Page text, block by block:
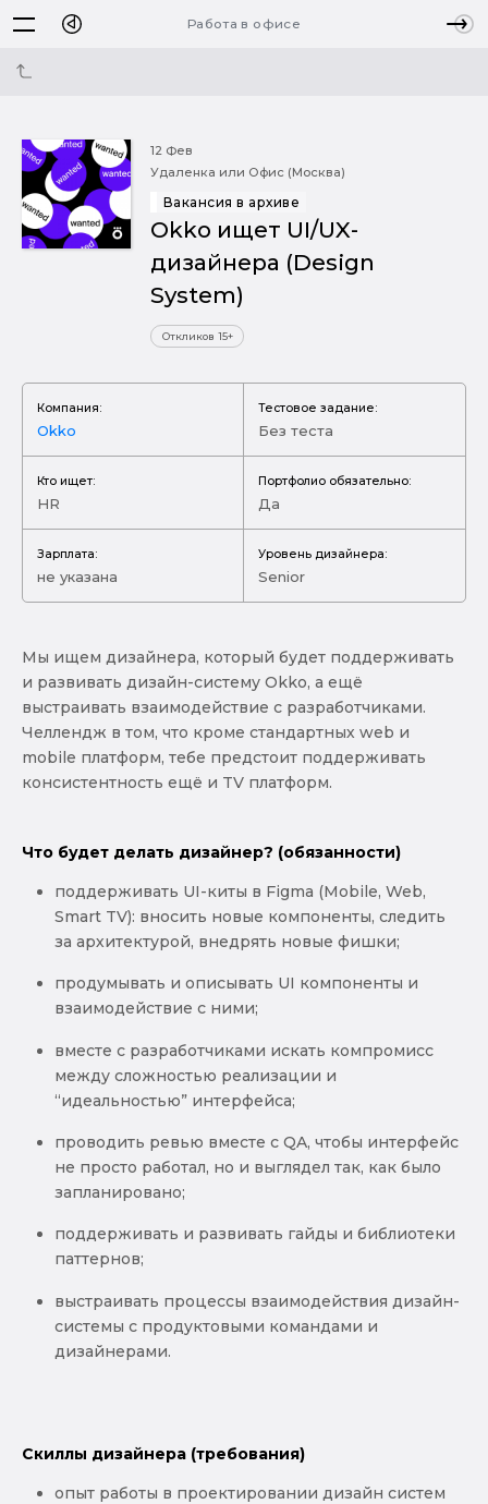
Работа в офисе
12 Фев
Удаленка или Офис (Москва)
Вакансия в архиве
Okko ищет UI/UX-
дизайнера (Design
System)
Откликов 15+
Компания:
Okko
Тестовое задание:
Без теста
Кто ищет:
HR
Портфолио обязательно:
Да
Зарплата:
не указана
Уровень дизайнера:
Senior
Мы ищем дизайнера, который будет поддерживать
и развивать дизайн-систему Okko, а ещё
выстраивать взаимодействие с разработчиками.
Челлендж в том, что кроме стандартных web и
mobile платформ, тебе предстоит поддерживать
консистентность ещё и TV платформ.
Что будет делать дизайнер? (обязанности)
поддерживать UI-киты в Figma (Mobile, Web,
Smart TV): вносить новые компоненты, следить
за архитектурой, внедрять новые фишки;
продумывать и описывать UI компоненты и
взаимодействие с ними;
вместе с разработчиками искать компромисс
между сложностью реализации и
“идеальностью” интерфейса;
проводить ревью вместе с QA, чтобы интерфейс
не просто работал, но и выглядел так, как было
запланировано;
поддерживать и развивать гайды и библиотеки
паттернов;
выстраивать процессы взаимодействия дизайн-
системы с продуктовыми командами и
дизайнерами.
Скиллы дизайнера (требования)
опыт работы в проектировании дизайн систем